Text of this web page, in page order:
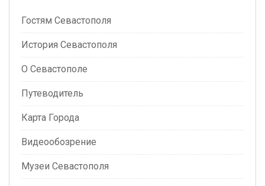
Гостям Севастополя
История Севастополя
О Севастополе
Путеводитель
Карта Города
Видеообозрение
Музеи Севастополя